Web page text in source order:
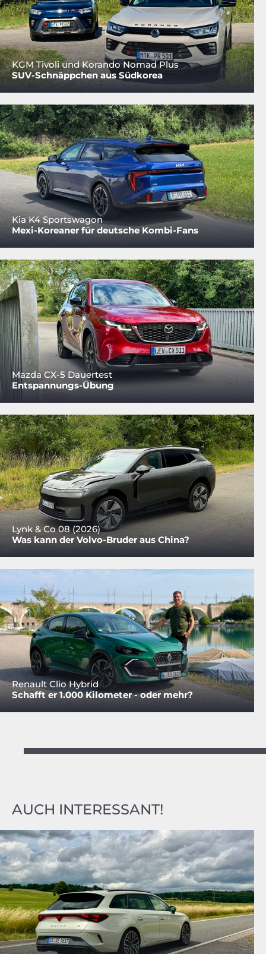
KGM Tivoli und Korando Nomad Plus
SUV-Schnäppchen aus Südkorea
Kia K4 Sportswagon
Mexi-Koreaner für deutsche Kombi-Fans
Mazda CX-5 Dauertest
Entspannungs-Übung
Lynk & Co 08 (2026)
Was kann der Volvo-Bruder aus China?
Renault Clio Hybrid
Schafft er 1.000 Kilometer - oder mehr?
AUCH INTERESSANT!